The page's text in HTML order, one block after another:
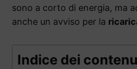
sono a corto di energia, ma
anche un avviso per la
Indice dei